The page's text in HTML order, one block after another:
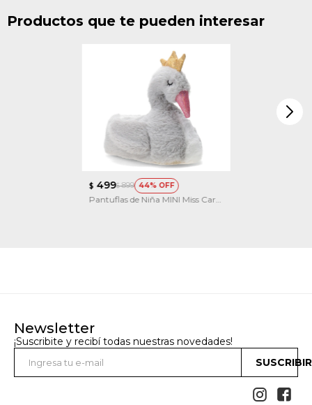
Productos que te pueden interesar
$ 499$ 899 44
Pantuflas de Niña MINI Miss Carol
Newsletter
¡Suscribite y recibí todas nuestras novedades!
 